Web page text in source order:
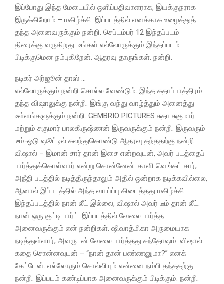
இப்போது இந்த மேடையில் ஒளிப்பதிவாளராக, இயக்குநராக
இருக்கிறோம் – மகிழ்ச்சி. இப்படத்தில் எனக்காக உழைத்துத்
தந்த அனைவருக்கும் நன்றி. செப்டம்பர் 12 இந்தப்படம்
திரைக்கு வருகிறது. உங்கள் எல்லோருக்கும் இந்தப்படம்
பிடிக்குமென நம்புகிறேன். ஆதரவு தாருங்கள். நன்றி.
நடிகர் அர்ஜூன் தாஸ் …
எல்லோருக்கும் நன்றி சொல்ல வேண்டும். இந்த கதாப்பாத்திரம்
தந்த விஷாலுக்கு நன்றி. இங்கு வந்து வாழ்த்தும் அனைத்து
உள்ளங்களுக்கும் நன்றி. GEMBRIO PICTURES சுதா சுகுமார்
மற்றும் சுகுமார் பாலகிருஷ்ணன் இருவருக்கும் நன்றி. இருவரும்
டீம்-ஓடு ஷூட்டில் கலந்துகொண்டு ஆதரவு தந்ததற்கு நன்றி.
விஷால் – இமான் சார் தான் இசை என்றவுடன், அவர் படத்தைப்
பார்த்துக்கொள்வார் என்று சொன்னேன். காளி வெங்கட் சார்,
அநீதி படத்தில் நடித்திருந்தாலும் அதில் ஒன்றாக நடிக்கவில்லை,
ஆனால் இப்படத்தில் அந்த வாய்ப்பு கிடைத்தது மகிழ்ச்சி.
இந்தப்படத்தில் நான் லீட் இல்லை, விஷால் அவர் டீம் தான் லீட்.
நான் ஒரு குட்டி பார்ட். இப்படத்தில் வேலை பார்த்த
அனைவருக்கும் என் நன்றிகள். ஷிவாத்மிகா அருமையாக
நடித்துள்ளார், அவருடன் வேலை பார்த்தது சந்தோஷம். விஷால்
கதை சொன்னவுடன் – “நான் தான் பண்ணனுமா?” எனக்
கேட்டேன். எல்லோரும் சொல்லியும் என்னை நம்பி தந்ததற்கு
நன்றி. இப்படம் கண்டிப்பாக அனைவருக்கும் பிடிக்கும். நன்றி.